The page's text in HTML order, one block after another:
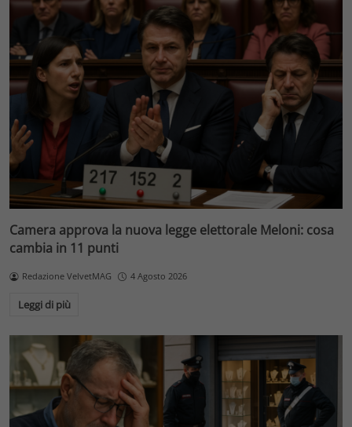
Camera approva la nuova legge elettorale Meloni: cosa
cambia in 11 punti
Redazione VelvetMAG 4 Agosto 2026
Leggi di più